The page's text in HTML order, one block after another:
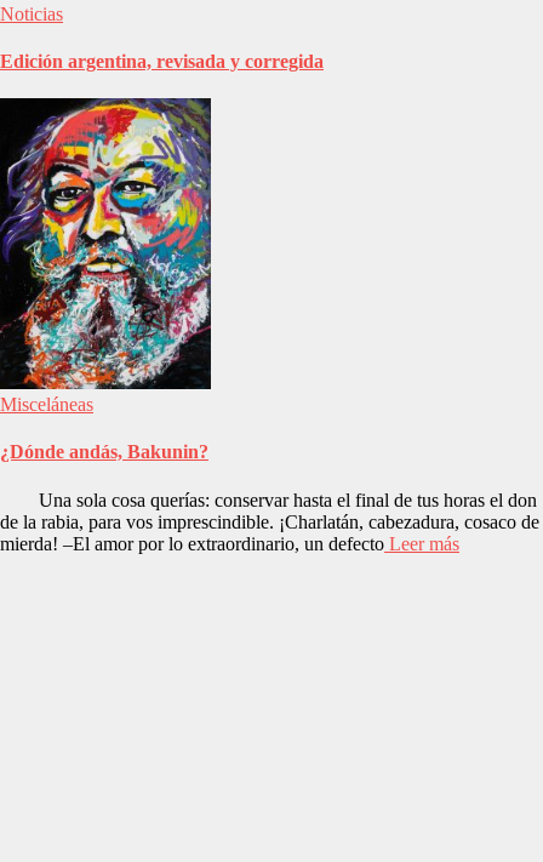
Noticias
Edición argentina, revisada y corregida
Misceláneas
¿Dónde andás, Bakunin?
Una sola cosa querías: conservar hasta el final de tus horas el don
de la rabia, para vos imprescindible. ¡Charlatán, cabezadura, cosaco de
mierda! –El amor por lo extraordinario, un defecto Leer más